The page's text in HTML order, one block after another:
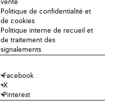
vente
Politique de confidentialité et
de cookies
Politique interne de recueil et
de traitement des
signalements
Facebook
X
Pinterest